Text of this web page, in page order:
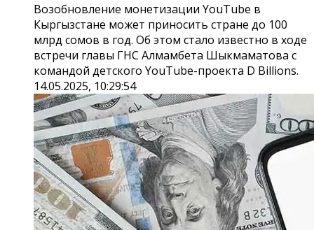
Возобновление монетизации YouTube в
Кыргызстане может приносить стране до 100
млрд сомов в год. Об этом стало известно в ходе
встречи главы ГНС Алмамбета Шыкмаматова с
командой детского YouTube-проекта D Billions.
14.05.2025, 10:29:54